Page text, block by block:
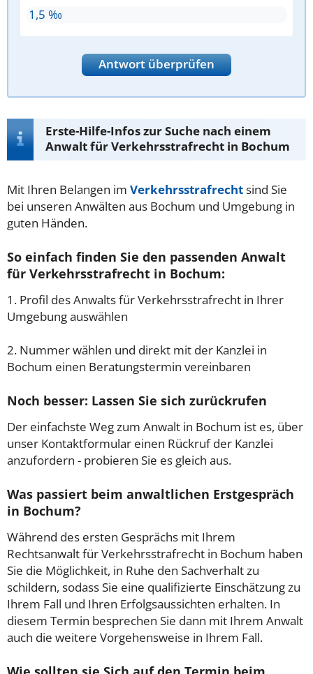
1,5 ‰
Antwort überprüfen
Erste-Hilfe-Infos zur Suche nach einem
Anwalt für Verkehrsstrafrecht in Bochum
Mit Ihren Belangen im Verkehrsstrafrechtsind Sie
bei unseren Anwälten aus Bochum und Umgebung in
guten Händen.
So einfach finden Sie den passenden Anwalt
für Verkehrsstrafrecht in Bochum:
1. Profil des Anwalts für Verkehrsstrafrecht in Ihrer
Umgebung auswählen
2. Nummer wählen und direkt mit der Kanzlei in
Bochum einen Beratungstermin vereinbaren
Noch besser: Lassen Sie sich zurückrufen
Der einfachste Weg zum Anwalt in Bochum ist es, über
unser Kontaktformular einen Rückruf der Kanzlei
anzufordern - probieren Sie es gleich aus.
Was passiert beim anwaltlichen Erstgespräch
in Bochum?
Während des ersten Gesprächs mit Ihrem
Rechtsanwalt für Verkehrsstrafrecht in Bochum haben
Sie die Möglichkeit, in Ruhe den Sachverhalt zu
schildern, sodass Sie eine qualifizierte Einschätzung zu
Ihrem Fall und Ihren Erfolgsaussichten erhalten. In
diesem Termin besprechen Sie dann mit Ihrem Anwalt
auch die weitere Vorgehensweise in Ihrem Fall.